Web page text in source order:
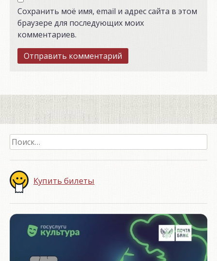
Сохранить моё имя, email и адрес сайта в этом
браузере для последующих моих
комментариев.
Найти:
Купить билеты